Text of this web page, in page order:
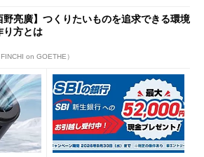
野亮廣】つくりたいものを追求できる環境
り方とは
on GOETHE）